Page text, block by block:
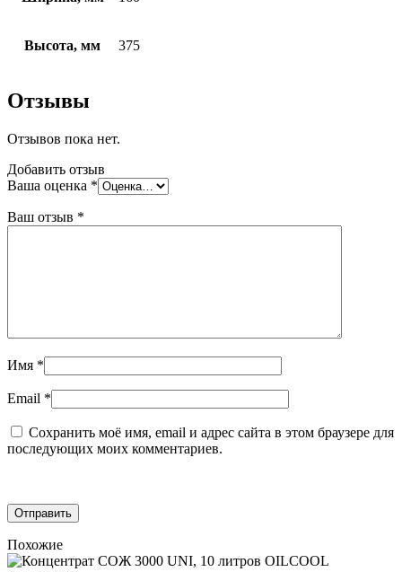
Высота, мм 375
Отзывы
Отзывов пока нет.
Добавить отзыв
Ваша оценка *
Ваш отзыв *
Имя *
Email *
Сохранить моё имя, email и адрес сайта в этом браузере для
последующих моих комментариев.
Похожие